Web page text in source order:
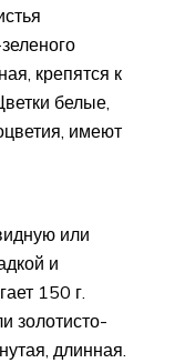
крепятся к
белые,
имеют
или
и
150 г.
золотисто-
длинная.